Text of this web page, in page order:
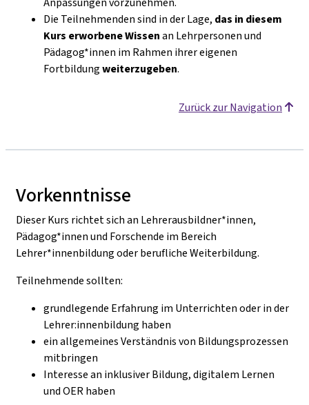
Die Teilnehmenden sind in der Lage, das in diesem
Kurs erworbene Wissenan Lehrpersonen und
Pädagog*innen im Rahmen ihrer eigenen
Fortbildungweiterzugeben.
Zurück zur Navigation
Vorkenntnisse
Dieser Kurs richtet sich an Lehrerausbildner*innen,
Pädagog*innen und Forschende im Bereich
Lehrer*innenbildung oder berufliche Weiterbildung.
Teilnehmende sollten:
grundlegende Erfahrung im Unterrichten oder in der
Lehrer:innenbildung haben
ein allgemeines Verständnis von Bildungsprozessen
mitbringen
Interesse an inklusiver Bildung, digitalem Lernen
und OER haben